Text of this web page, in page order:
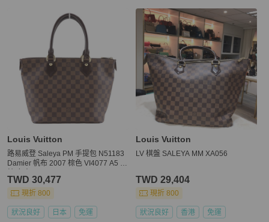
Louis Vuitton
路易威登 Saleya PM 手提包 N51183
Damier 帆布 2007 棕色 VI4077 A5 拉
TWD 30,477
現折 800
狀況良好 日本 免運
Louis Vuitton
LV 棋盤 SALEYA MM XA056
TWD 29,404
現折 800
狀況良好 香港 免運